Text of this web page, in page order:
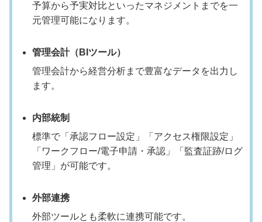
予算から予実対比といったマネジメントまでを一
元管理可能になります。
管理会計（BIツール）
管理会計から経営分析まで豊富なデータを出力し
ます。
内部統制
標準で「承認フロー設定」「アクセス権限設定」
「ワークフロー/電子申請・承認」「監査証跡/ログ
管理」が可能です。
外部連携
外部ツールとも柔軟に連携可能です。